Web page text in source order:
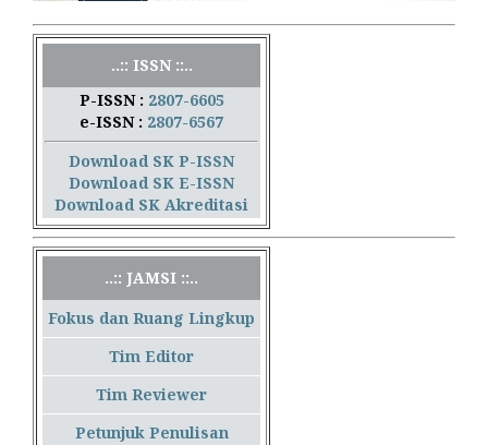
..:: ISSN ::..
P-ISSN : 2807-6605
e-ISSN : 2807-6567
Download SK P-ISSN
Download SK E-ISSN
Download SK Akreditasi
..:: JAMSI ::..
Fokus dan Ruang Lingkup
Tim Editor
Tim Reviewer
Petunjuk Penulisan